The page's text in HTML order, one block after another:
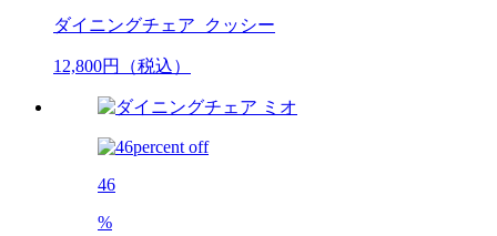
ダイニングチェア_クッシー
12,800円（税込）
46
%